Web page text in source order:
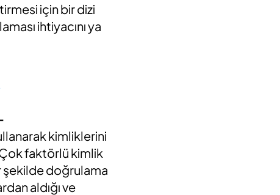
için bir dizi
ihtiyacını ya
kimliklerini
faktörlü kimlik
şekilde doğrulama
aldığı ve